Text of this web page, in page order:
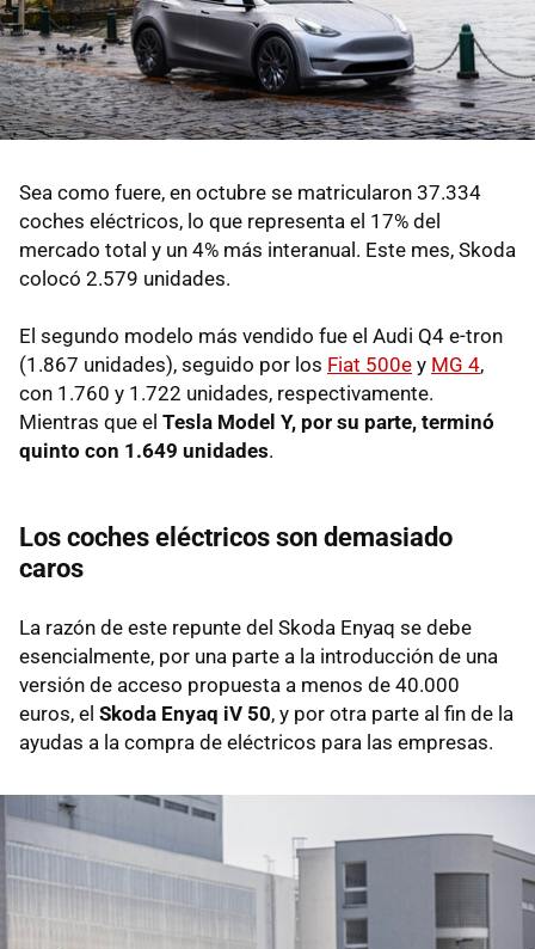
Sea como fuere, en octubre se matricularon 37.334
coches eléctricos, lo que representa el 17% del
mercado total y un 4% más interanual. Este mes, Skoda
colocó 2.579 unidades.
El segundo modelo más vendido fue el Audi Q4 e-tron
(1.867 unidades), seguido por los Fiat 500e y MG 4,
con 1.760 y 1.722 unidades, respectivamente.
Mientras que el Tesla Model Y, por su parte, terminó
quinto con 1.649 unidades.
Los coches eléctricos son demasiado
caros
La razón de este repunte del Skoda Enyaq se debe
esencialmente, por una parte a la introducción de una
versión de acceso propuesta a menos de 40.000
euros, el Skoda Enyaq iV 50, y por otra parte al fin de la
ayudas a la compra de eléctricos para las empresas.